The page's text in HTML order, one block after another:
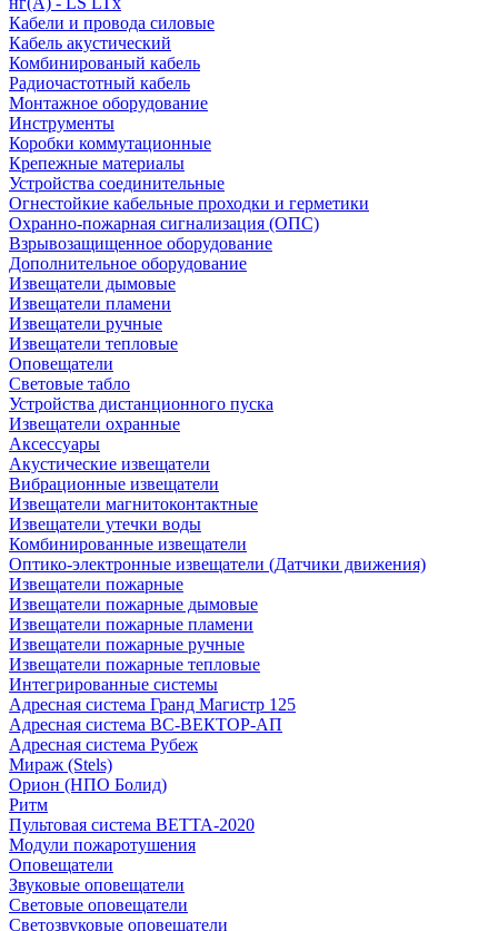
Кабели и провода силовые
Кабель акустический
Комбинированый кабель
Радиочастотный кабель
Монтажное оборудование
Инструменты
Коробки коммутационные
Крепежные материалы
Устройства соединительные
Огнестойкие кабельные проходки и герметики
Охранно-пожарная сигнализация (ОПС)
Взрывозащищенное оборудование
Дополнительное оборудование
Извещатели дымовые
Извещатели пламени
Извещатели ручные
Извещатели тепловые
Оповещатели
Световые табло
Устройства дистанционного пуска
Извещатели охранные
Аксессуары
Акустические извещатели
Вибрационные извещатели
Извещатели магнитоконтактные
Извещатели утечки воды
Комбинированные извещатели
Оптико-электронные извещатели (Датчики движения)
Извещатели пожарные
Извещатели пожарные дымовые
Извещатели пожарные пламени
Извещатели пожарные ручные
Извещатели пожарные тепловые
Интегрированные системы
Адресная система Гранд Магистр 125
Адресная система ВС-ВЕКТОР-АП
Адресная система Рубеж
Мираж (Stels)
Орион (НПО Болид)
Ритм
Пультовая система ВЕТТА-2020
Модули пожаротушения
Оповещатели
Звуковые оповещатели
Световые оповещатели
Светозвуковые оповещатели